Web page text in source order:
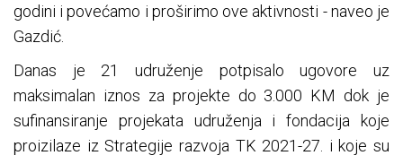
godini i povećamo i proširimo ove aktivnosti - naveo je
Gazdić.
Danas je 21 udruženje potpisalo ugovore uz
maksimalan iznos za projekte do 3.000 KM dok je
sufinansiranje projekata udruženja i fondacija koje
proizilaze iz Strategije razvoja TK 2021-27. i koje su